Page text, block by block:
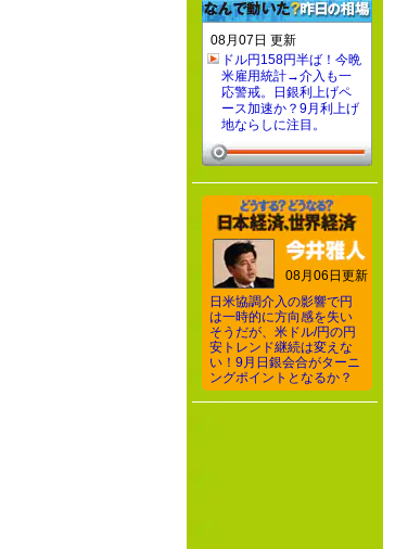
08月07日 更新
ドル円158円半ば！今晩
米雇用統計→介入も一
応警戒。日銀利上げペ
ース加速か？9月利上げ
地ならしに注目。
08月06日更新
日米協調介入の影響で円
は一時的に方向感を失い
そうだが、米ドル/円の円
安トレンド継続は変えな
い！9月日銀会合がターニ
ングポイントとなるか？